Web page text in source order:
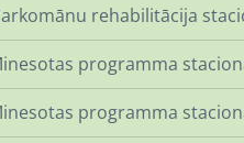
rehabilitācija
programma
programma